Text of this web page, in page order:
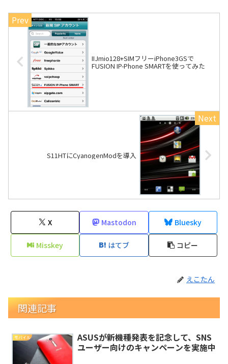
IIJmio128+SIMフリーiPhone3GSで
FUSION IP-Phone SMARTを使ってみた
S11HTにCyanogenModを導入
X Mastodon Bluesky
Misskey はてブ コピー
えこたん
関連記事
モバイル
ASUSが新機種発表を記念して、SNS
ユーザー向けのキャンペーンを実施中